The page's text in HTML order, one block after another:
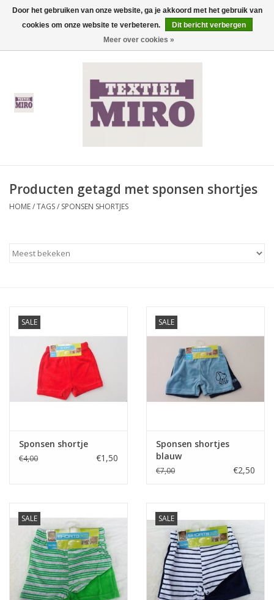
0 Artikelen - €0,00
Heren
Thermisch ondergoed
Producten getagd met sponsen shortjes
HOME/TAGS/ SPONSEN SHORTJES
SALE
Sponsen shortje
€4,00 €1,50
SALE
Sponsen shortjes
blauw
€7,00 €2,50
SALE SALE
Door het gebruiken van onze website, ga je akkoord met het gebruik van
cookies om onze website te verbeteren.
Dit bericht verbergen
Meer over cookies »